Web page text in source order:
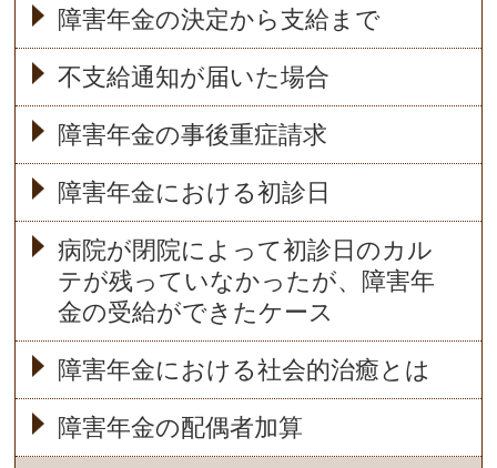
障害年金の決定から支給まで
不支給通知が届いた場合
障害年金の事後重症請求
障害年金における初診日
病院が閉院によって初診日のカル
テが残っていなかったが、障害年
金の受給ができたケース
障害年金における社会的治癒とは
障害年金の配偶者加算